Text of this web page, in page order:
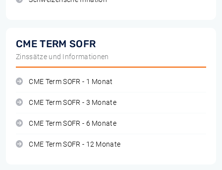
CME TERM SOFR
Zinssätze und Informationen
CME Term SOFR - 1 Monat
CME Term SOFR - 3 Monate
CME Term SOFR - 6 Monate
CME Term SOFR - 12 Monate